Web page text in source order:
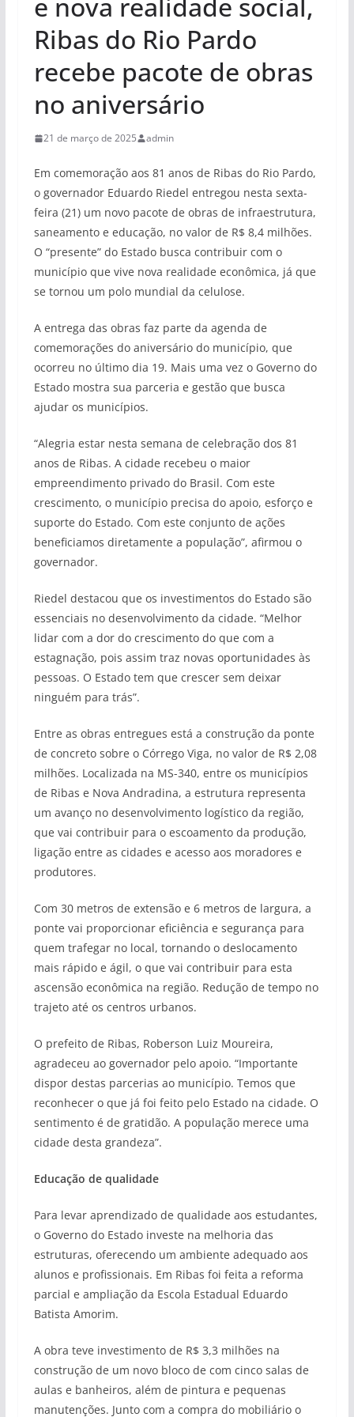
Ribas do Rio Pardo
recebe pacote de obras
no aniversário
21 de março de 2025 admin
Em comemoração aos 81 anos de Ribas do Rio Pardo,
o governador Eduardo Riedel entregou nesta sexta-
feira (21) um novo pacote de obras de infraestrutura,
saneamento e educação, no valor de R$ 8,4 milhões.
O “presente” do Estado busca contribuir com o
município que vive nova realidade econômica, já que
se tornou um polo mundial da celulose.
A entrega das obras faz parte da agenda de
comemorações do aniversário do município, que
ocorreu no último dia 19. Mais uma vez o Governo do
Estado mostra sua parceria e gestão que busca
ajudar os municípios.
“Alegria estar nesta semana de celebração dos 81
anos de Ribas. A cidade recebeu o maior
empreendimento privado do Brasil. Com este
crescimento, o município precisa do apoio, esforço e
suporte do Estado. Com este conjunto de ações
beneficiamos diretamente a população”, afirmou o
governador.
Riedel destacou que os investimentos do Estado são
essenciais no desenvolvimento da cidade. “Melhor
lidar com a dor do crescimento do que com a
estagnação, pois assim traz novas oportunidades às
pessoas. O Estado tem que crescer sem deixar
ninguém para trás”.
Entre as obras entregues está a construção da ponte
de concreto sobre o Córrego Viga, no valor de R$ 2,08
milhões. Localizada na MS-340, entre os municípios
de Ribas e Nova Andradina, a estrutura representa
um avanço no desenvolvimento logístico da região,
que vai contribuir para o escoamento da produção,
ligação entre as cidades e acesso aos moradores e
produtores.
Com 30 metros de extensão e 6 metros de largura, a
ponte vai proporcionar eficiência e segurança para
quem trafegar no local, tornando o deslocamento
mais rápido e ágil, o que vai contribuir para esta
ascensão econômica na região. Redução de tempo no
trajeto até os centros urbanos.
O prefeito de Ribas, Roberson Luiz Moureira,
agradeceu ao governador pelo apoio. “Importante
dispor destas parcerias ao município. Temos que
reconhecer o que já foi feito pelo Estado na cidade. O
sentimento é de gratidão. A população merece uma
cidade desta grandeza”.
Educação de qualidade
Para levar aprendizado de qualidade aos estudantes,
o Governo do Estado investe na melhoria das
estruturas, oferecendo um ambiente adequado aos
alunos e profissionais. Em Ribas foi feita a reforma
parcial e ampliação da Escola Estadual Eduardo
Batista Amorim.
A obra teve investimento de R$ 3,3 milhões na
construção de um novo bloco de com cinco salas de
aulas e banheiros, além de pintura e pequenas
manutenções. Junto com a compra do mobiliário o